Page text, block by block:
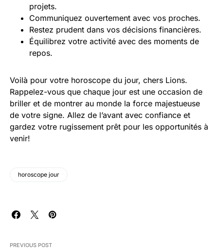
projets.
Communiquez ouvertement avec vos proches.
Restez prudent dans vos décisions financières.
Équilibrez votre activité avec des moments de
repos.
Voilà pour votre horoscope du jour, chers Lions.
Rappelez-vous que chaque jour est une occasion de
briller et de montrer au monde la force majestueuse
de votre signe. Allez de l’avant avec confiance et
gardez votre rugissement prêt pour les opportunités à
venir!
horoscope jour
PREVIOUS POST